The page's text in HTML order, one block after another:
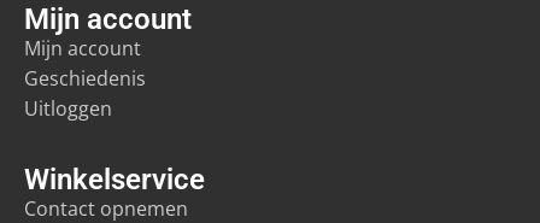
Winkelservice
Contact opnemen
Mijn account
Mijn account
Geschiedenis
Uitloggen